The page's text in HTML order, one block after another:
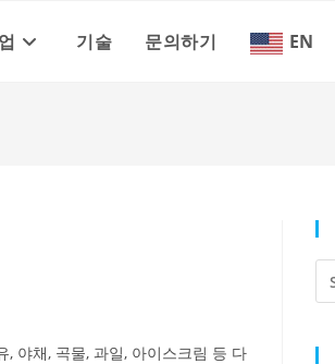
기술 문의하기 EN
, 야채, 곡물, 과일, 아이스크림 등 다